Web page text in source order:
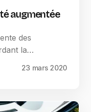
augmentée
des
la…
23 mars 2020